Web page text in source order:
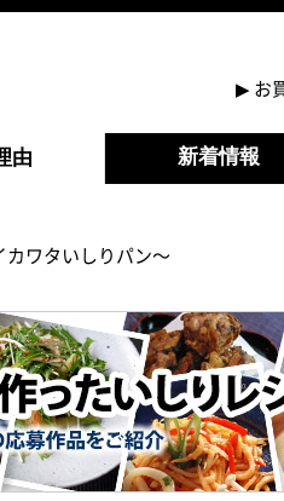
▶お
由 新着情報
ワタいしりパン～